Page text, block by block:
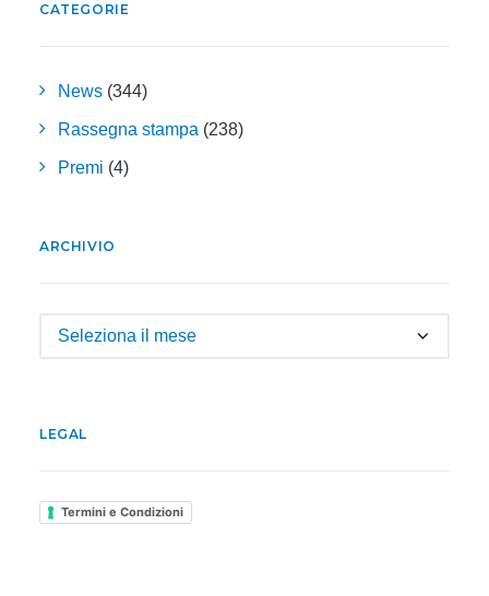
CATEGORIE
News (344)
Rassegna stampa (238)
Premi (4)
ARCHIVIO
Archivio
LEGAL
Termini e Condizioni